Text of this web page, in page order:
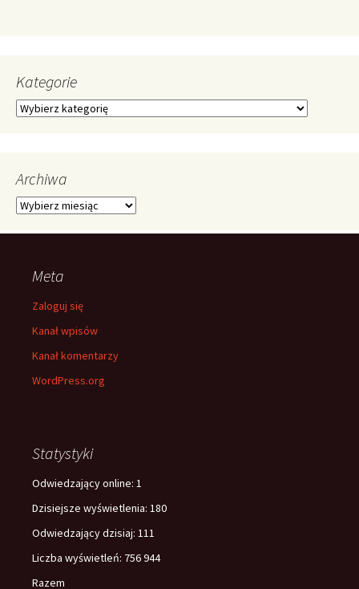
Kategorie
Kategorie
Archiwa
Archiwa
Meta
Zaloguj się
Kanał wpisów
Kanał komentarzy
WordPress.org
Statystyki
Odwiedzający online: 1
Dzisiejsze wyświetlenia: 180
Odwiedzający dzisiaj: 111
Liczba wyświetleń: 756 944
Razem